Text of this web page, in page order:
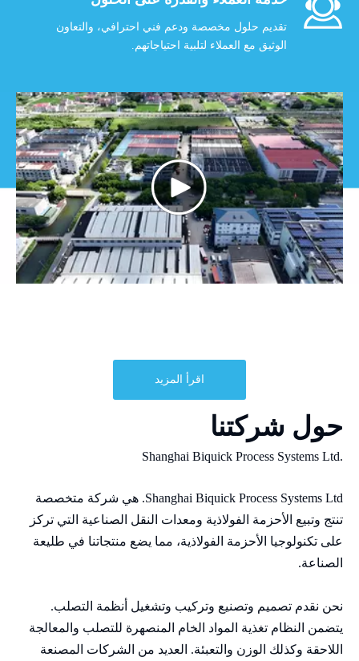
تقديم حلول مخصصة ودعم فني احترافي، والتعاون
الوثيق مع العملاء لتلبية احتياجاتهم.
اقرأ المزيد
حول شركتنا
.Shanghai Biquick Process Systems Ltd
Shanghai Biquick Process Systems Ltd. هي شركة متخصصة
تنتج وتبيع الأحزمة الفولاذية ومعدات النقل الصناعية التي تركز
على تكنولوجيا الأحزمة الفولاذية، مما يضع منتجاتنا في طليعة
الصناعة.
نحن نقدم تصميم وتصنيع وتركيب وتشغيل أنظمة التصلب.
يتضمن النظام تغذية المواد الخام المنصهرة للتصلب والمعالجة
اللاحقة وكذلك الوزن والتعبئة. العديد من الشركات المصنعة